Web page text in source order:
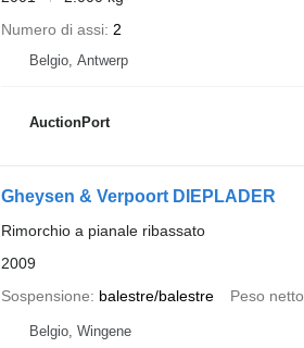
Numero di assi 2
Belgio, Antwerp
AuctionPort
Gheysen & Verpoort DIEPLADER
Rimorchio a pianale ribassato
2009
Sospensione
balestre/balestre Peso netto
Belgio, Wingene